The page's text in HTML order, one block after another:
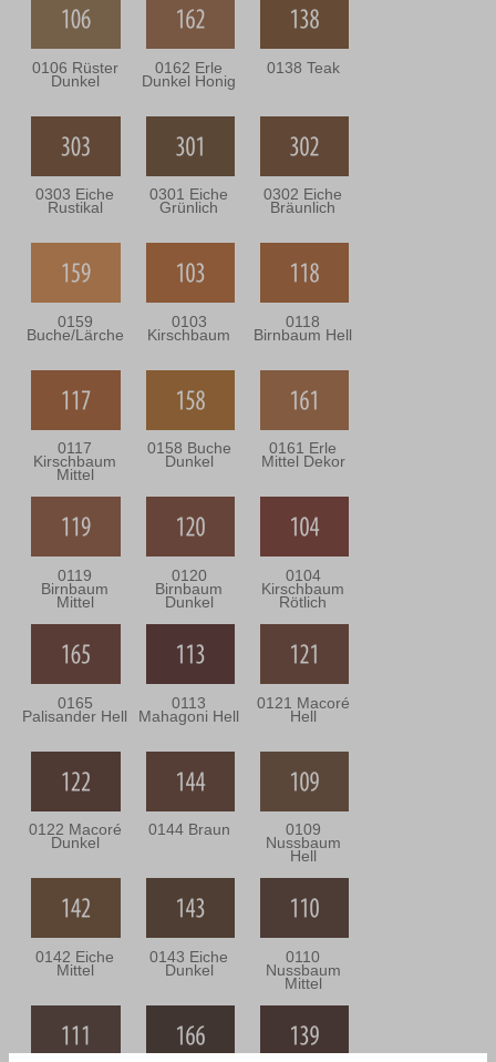
0106 Rüster
Dunkel
0162 Erle
Dunkel Honig
0138 Teak
0303 Eiche
Rustikal
0301 Eiche
Grünlich
0302 Eiche
Bräunlich
0159
Buche/Lärche
0103
Kirschbaum
0118
Birnbaum Hell
0117
Kirschbaum
Mittel
0158 Buche
Dunkel
0161 Erle
Mittel Dekor
0119
Birnbaum
Mittel
0120
Birnbaum
Dunkel
0104
Kirschbaum
Rötlich
0165
Palisander Hell
0113
Mahagoni Hell
0121 Macoré
Hell
0122 Macoré
Dunkel
0144 Braun 0109
Nussbaum
Hell
0142 Eiche
Mittel
0143 Eiche
Dunkel
0110
Nussbaum
Mittel